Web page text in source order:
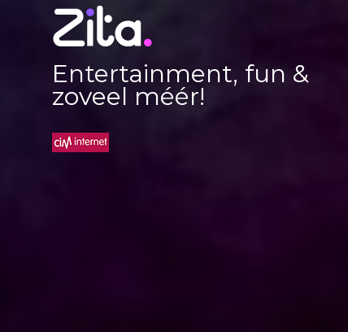
Entertainment, fun &
zoveel méér!